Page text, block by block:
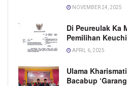
NOVEMBER 24, 2025
Di Peureulak Ka
Pemilihan
APRIL 6, 2025
Ulama
Bacabup